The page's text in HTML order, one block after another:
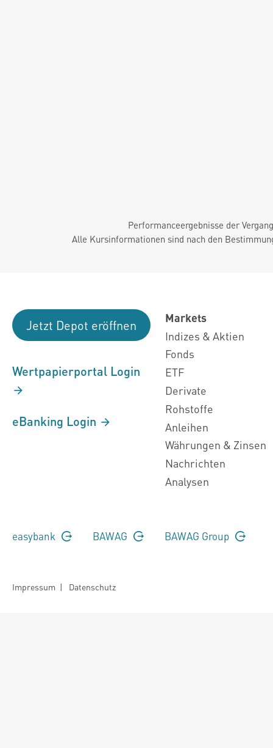
Performanceergebnisse der
Alle Kursinformationen sind nach den
Jetzt Depot eröffnen
Wertpapierportal Login
eBanking Login
Markets
Indizes & Aktien
Fonds
ETF
Derivate
Rohstoffe
Anleihen
Währungen & Zinsen
Nachrichten
Analysen
easybank BAWAG BAWAG Group
Impressum | Datenschutz